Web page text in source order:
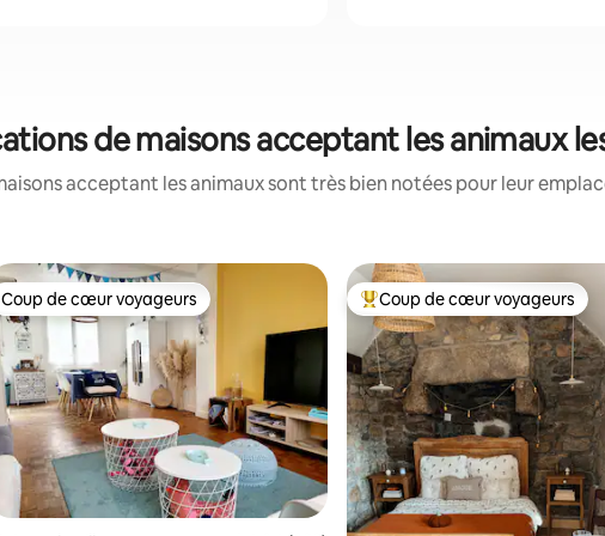
de maisons acceptant les animaux
acceptant les animaux sont très bien notées pour leur
sur la base de 299 commentaires : 4,96 sur 5
Coup de cœur voyageurs
Coup de cœur voyageurs Coups de cœur voyageurs les
Coup de cœur voyageurs